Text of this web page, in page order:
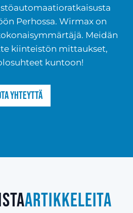
Perhossa. Wirmax on
Meidän
kiinteistön mittaukset,
kuntoon!
yhteyttä
artikkeleita